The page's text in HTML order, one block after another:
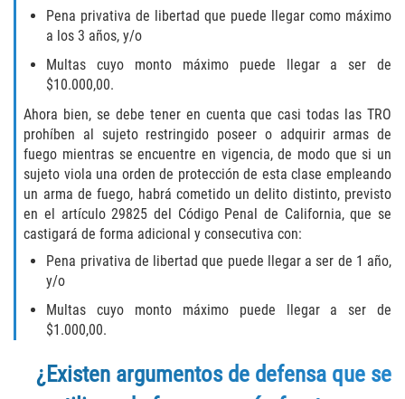
Failure to Provide Care (Child Neglect)
Violation of Restraining Order
Diversion Program
Driving Crimes
Drinking Alcohol in a Motor Vehicle
Driving on a Suspended License
Hit and Run
Pena privativa de libertad que puede llegar como máximo
a los 3 años, y/o
Multas cuyo monto máximo puede llegar a ser de
$10.000,00.
Ahora bien, se debe tener en cuenta que casi todas las TRO
prohíben al sujeto restringido poseer o adquirir armas de
fuego mientras se encuentre en vigencia, de modo que si un
sujeto viola una orden de protección de esta clase empleando
un arma de fuego, habrá cometido un delito distinto, previsto
en el artículo 29825 del Código Penal de California, que se
castigará de forma adicional y consecutiva con:
Pena privativa de libertad que puede llegar a ser de 1 año,
y/o
Multas cuyo monto máximo puede llegar a ser de
$1.000,00.
¿Existen argumentos de defensa que se